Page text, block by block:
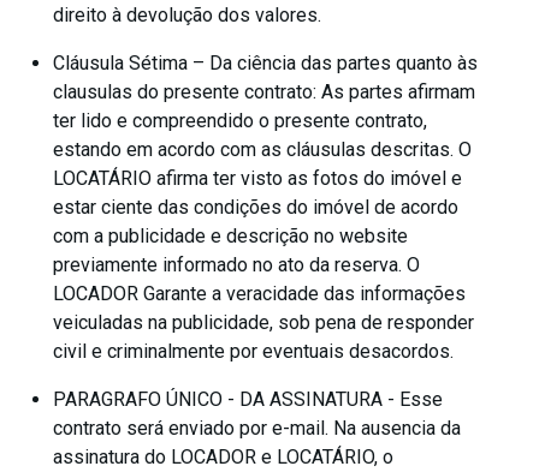
direito à devolução dos valores.
Cláusula Sétima – Da ciência das partes quanto às
clausulas do presente contrato: As partes afirmam
ter lido e compreendido o presente contrato,
estando em acordo com as cláusulas descritas. O
LOCATÁRIO afirma ter visto as fotos do imóvel e
estar ciente das condições do imóvel de acordo
com a publicidade e descrição no website
previamente informado no ato da reserva. O
LOCADOR Garante a veracidade das informações
veiculadas na publicidade, sob pena de responder
civil e criminalmente por eventuais desacordos.
PARAGRAFO ÚNICO - DA ASSINATURA - Esse
contrato será enviado por e-mail. Na ausencia da
assinatura do LOCADOR e LOCATÁRIO, o